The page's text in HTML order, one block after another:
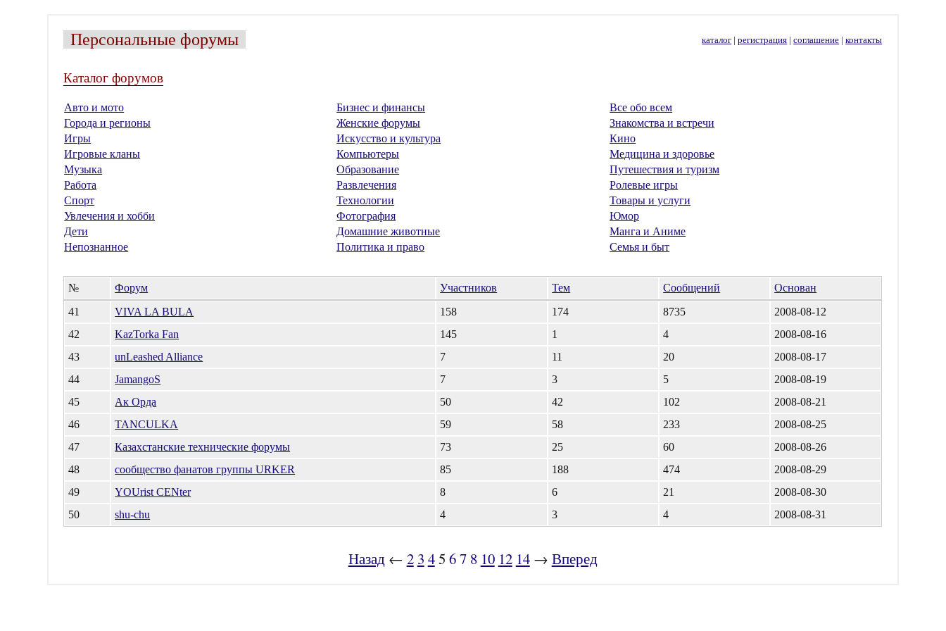
Персональные форумы каталог |регистрация |соглашение |контакты
Каталог форумов
Авто и мото Бизнес и финансы
Все обо всем
Города и регионы
Женские форумы
Знакомства и встречи
Игры
Искусство и культура
Кино
Игровые кланы
Компьютеры
Медицина и здоровье
Музыка
Образование
Путешествия и туризм
Работа
Развлечения
Ролевые игры
Спорт
Технологии
Товары и услуги
Увлечения и хобби
Фотография
Юмор
Дети
Домашние животные
Манга и Аниме
Непознанное
Политика и право Семья и быт
№ Форум Участников Тем Сообщений
Основан
41
VIVA LA BULA 158 174 8735
2008-08-12
42
KazTorka Fan 145 1 4
2008-08-16
43
unLeashed Alliance 7 11 20
2008-08-17
44
JamangoS 7 3 5
2008-08-19
45
Ак Орда 50 42 102
2008-08-21
46
TANCULKA 59 58 233
2008-08-25
47
Казахстанские технические форумы 73 25 60
2008-08-26
48
сообщество фанатов группы URKER 85 188 474
2008-08-29
49
YOUrist CENter 8 6 21
2008-08-30
50
shu-chu 4 3 4 2008-08-31
Назад← 2 3 45 67 8 10 12 14 → Вперед